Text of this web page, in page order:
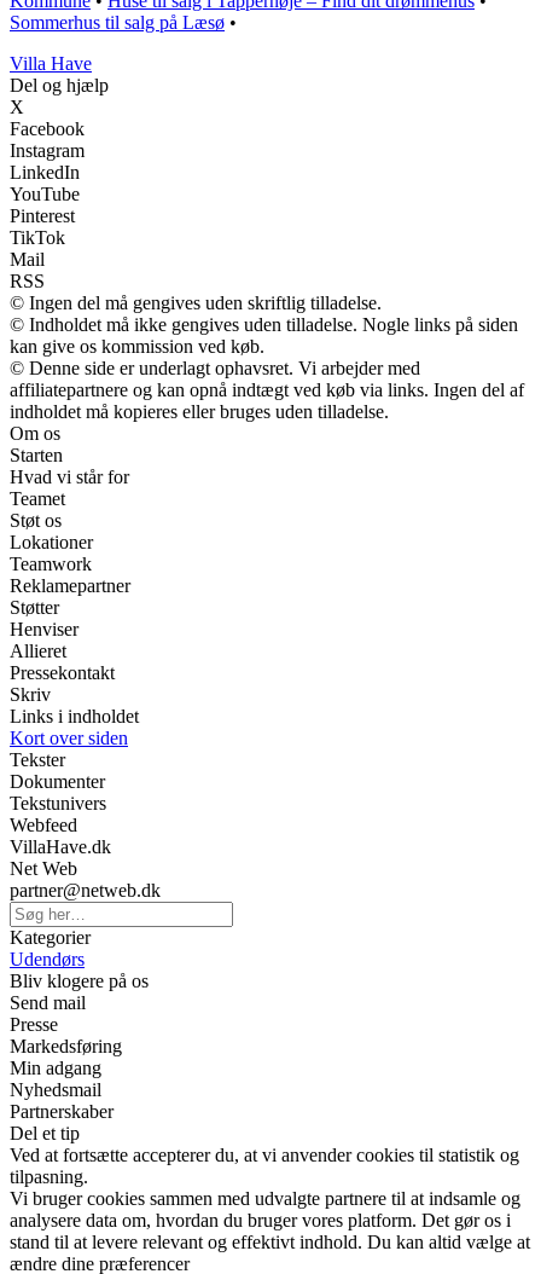
Sommerhus til salg på Læsø •
Villa Have
Del og hjælp
X
Facebook
Instagram
LinkedIn
YouTube
Pinterest
TikTok
Mail
RSS
© Ingen del må gengives uden skriftlig tilladelse.
© Indholdet må ikke gengives uden tilladelse. Nogle links på siden
kan give os kommission ved køb.
© Denne side er underlagt ophavsret. Vi arbejder med
affiliatepartnere og kan opnå indtægt ved køb via links. Ingen del af
indholdet må kopieres eller bruges uden tilladelse.
Om os
Starten
Hvad vi står for
Teamet
Støt os
Lokationer
Teamwork
Reklamepartner
Støtter
Henviser
Allieret
Pressekontakt
Skriv
Links i indholdet
Kort over siden
Tekster
Dokumenter
Tekstunivers
Webfeed
VillaHave.dk
Net Web
partner@netweb.dk
Kategorier
Udendørs
Bliv klogere på os
Send mail
Presse
Markedsføring
Min adgang
Nyhedsmail
Partnerskaber
Del et tip
Ved at fortsætte accepterer du, at vi anvender cookies til statistik og
tilpasning.
Vi bruger cookies sammen med udvalgte partnere til at indsamle og
analysere data om, hvordan du bruger vores platform. Det gør os i
stand til at levere relevant og effektivt indhold. Du kan altid vælge at
ændre dine præferencer